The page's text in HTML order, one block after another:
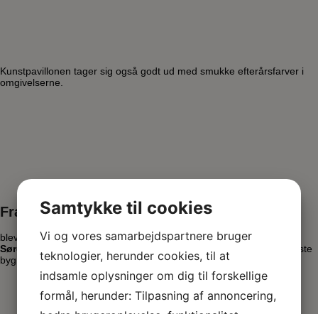
Kunstpavillonen tager sig også godt ud med smukke efterårsfarver i
omgivelserne.
Fra september 2017 + AHS
blev Vestjyllands Kunstpavillon dobbelt så stor, idetArne Haugen
Sørensen Museum
blev bygget til – i helt samme stil, som den første
bygning.
Samtykke til cookies
Vi og vores samarbejdspartnere bruger
teknologier, herunder cookies, til at
indsamle oplysninger om dig til forskellige
formål, herunder: Tilpasning af annoncering,